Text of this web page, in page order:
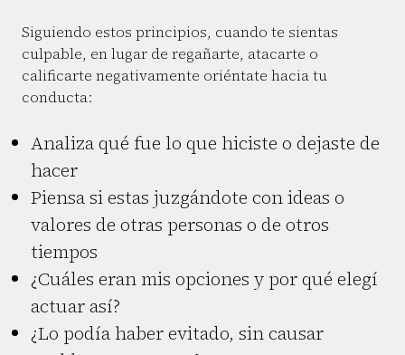
Siguiendo estos principios, cuando te sientas
culpable, en lugar de regañarte, atacarte o
calificarte negativamente oriéntate hacia tu
conducta:
Analiza qué fue lo que hiciste o dejaste de
hacer
Piensa si estas juzgándote con ideas o
valores de otras personas o de otros
tiempos
¿Cuáles eran mis opciones y por qué elegí
actuar así?
¿Lo podía haber evitado, sin causar